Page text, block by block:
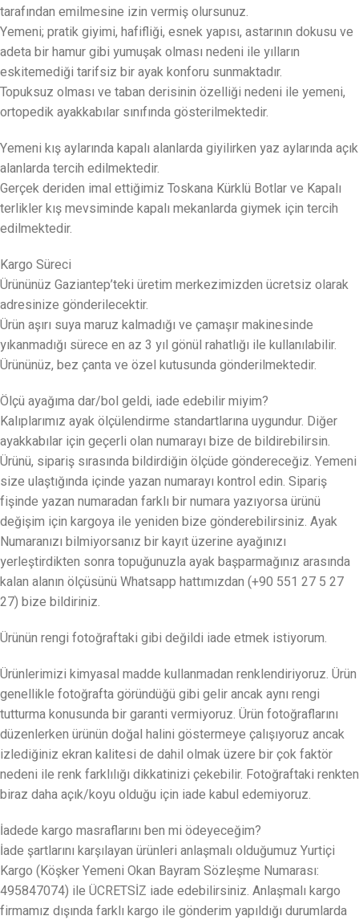
tarafından emilmesine izin vermiş olursunuz.
Yemeni; pratik giyimi, hafifliği, esnek yapısı, astarının dokusu ve
adeta bir hamur gibi yumuşak olması nedeni ile yılların
eskitemediği tarifsiz bir ayak konforu sunmaktadır.
Topuksuz olması ve taban derisinin özelliği nedeni ile yemeni,
ortopedik ayakkabılar sınıfında gösterilmektedir.
Yemeni kış aylarında kapalı alanlarda giyilirken yaz aylarında açık
alanlarda tercih edilmektedir.
Gerçek deriden imal ettiğimiz Toskana Kürklü Botlar ve Kapalı
terlikler kış mevsiminde kapalı mekanlarda giymek için tercih
edilmektedir.
Kargo Süreci
Ürününüz Gaziantep’teki üretim merkezimizden ücretsiz olarak
adresinize gönderilecektir.
Ürün aşırı suya maruz kalmadığı ve çamaşır makinesinde
yıkanmadığı sürece en az 3 yıl gönül rahatlığı ile kullanılabilir.
Ürününüz, bez çanta ve özel kutusunda gönderilmektedir.
Ölçü ayağıma dar/bol geldi, iade edebilir miyim?
Kalıplarımız ayak ölçülendirme standartlarına uygundur. Diğer
ayakkabılar için geçerli olan numarayı bize de bildirebilirsin.
Ürünü, sipariş sırasında bildirdiğin ölçüde göndereceğiz. Yemeni
size ulaştığında içinde yazan numarayı kontrol edin. Sipariş
fişinde yazan numaradan farklı bir numara yazıyorsa ürünü
değişim için kargoya ile yeniden bize gönderebilirsiniz. Ayak
Numaranızı bilmiyorsanız bir kayıt üzerine ayağınızı
yerleştirdikten sonra topuğunuzla ayak başparmağınız arasında
kalan alanın ölçüsünü Whatsapp hattımızdan (+90 551 27 5 27
27) bize bildiriniz.
Ürünün rengi fotoğraftaki gibi değildi iade etmek istiyorum.
Ürünlerimizi kimyasal madde kullanmadan renklendiriyoruz. Ürün
genellikle fotoğrafta göründüğü gibi gelir ancak aynı rengi
tutturma konusunda bir garanti vermiyoruz. Ürün fotoğraflarını
düzenlerken ürünün doğal halini göstermeye çalışıyoruz ancak
izlediğiniz ekran kalitesi de dahil olmak üzere bir çok faktör
nedeni ile renk farklılığı dikkatinizi çekebilir. Fotoğraftaki renkten
biraz daha açık/koyu olduğu için iade kabul edemiyoruz.
İadede kargo masraflarını ben mi ödeyeceğim?
İade şartlarını karşılayan ürünleri anlaşmalı olduğumuz Yurtiçi
Kargo (Köşker Yemeni Okan Bayram Sözleşme Numarası:
495847074) ile ÜCRETSİZ iade edebilirsiniz. Anlaşmalı kargo
firmamız dışında farklı kargo ile gönderim yapıldığı durumlarda